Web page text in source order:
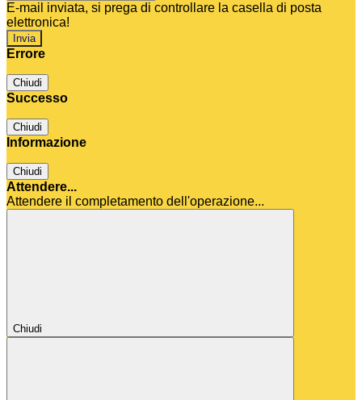
E-mail inviata, si prega di controllare la casella di posta
elettronica!
Errore
Chiudi
Successo
Chiudi
Informazione
Chiudi
Attendere...
Attendere il completamento dell'operazione...
Chiudi